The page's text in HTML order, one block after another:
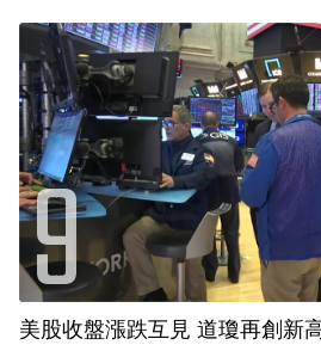
美股收盤漲跌互見 道瓊再創新